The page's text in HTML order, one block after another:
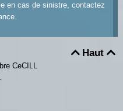
en cas de sinistre, contactez
Haut
CeCILL